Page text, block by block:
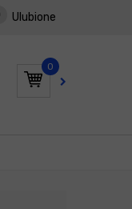
Ulubione
0